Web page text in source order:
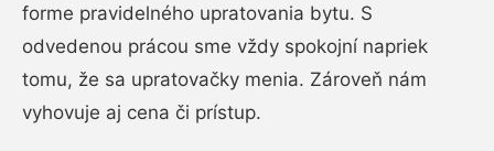
forme pravidelného upratovania bytu. S
odvedenou prácou sme vždy spokojní napriek
tomu, že sa upratovačky menia. Zároveň nám
vyhovuje aj cena či prístup.